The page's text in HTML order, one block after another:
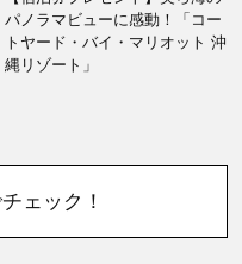
パノラマビューに感動！「コー
トヤード・バイ・マリオット 沖
縄リゾート」
ェック！